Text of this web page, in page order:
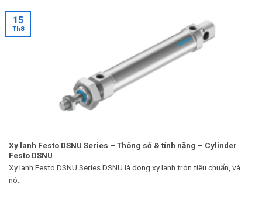
Xy lanh Festo DSNU Series – Thông số & tính năng – Cylinder
Festo DSNU
Xy lanh Festo DSNU Series DSNU là dòng xy lanh tròn tiêu chuẩn, và
nó...
15
Th8